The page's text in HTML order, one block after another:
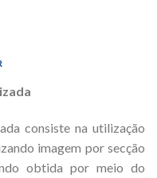
consiste na utilização
imagem por secção
obtida por meio do